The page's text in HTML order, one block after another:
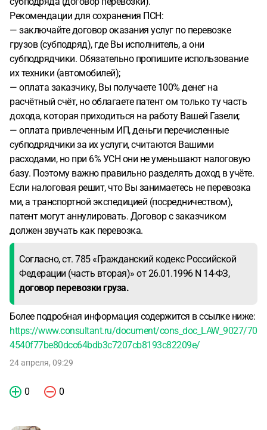
Рекомендации для сохранения ПСН:
— заключайте договор оказания услуг по перевозке
грузов (субподряд), где Вы исполнитель, а они
субподрядчики. Обязательно пропишите использование
их техники (автомобилей);
— оплата заказчику, Вы получаете 100% денег на
расчётный счёт, но облагаете патент ом только ту часть
дохода, которая приходиться на работу Вашей Газели;
— оплата привлеченным ИП, деньги перечисленные
субподрядчики за их услуги, считаются Вашими
расходами, но при 6% УСН они не уменьшают налоговую
базу. Поэтому важно правильно разделять доход в учёте.
Если налоговая решит, что Вы занимаетесь не перевозка
ми, а транспортной экспедицией (посредничеством),
патент могут аннулировать. Договор с заказчиком
должен звучать как перевозка.
Согласно, ст. 785 «Гражданский кодекс Российской
Федерации (часть вторая)» от 26.01.1996 N 14-ФЗ,
договор перевозки груза.
Более подробная информация содержится в ссылке ниже:
https://www.consultant.ru/document/cons_doc_LAW_9027/70
4540f77be80dcc64bdb3c7207cb8193c82209e/
24 апреля, 09:29
0 0